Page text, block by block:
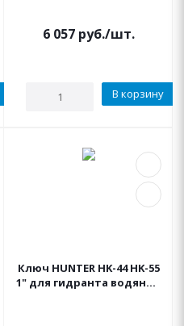
6 057руб./шт.
В корзину
Ключ HUNTER HK-44 HK-55
1" для гидранта водяной